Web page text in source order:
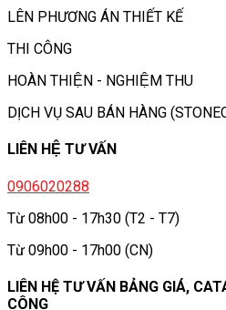
LÊN PHƯƠNG ÁN THIẾT KẾ
THI CÔNG
HOÀN THIỆN - NGHIỆM THU
DỊCH VỤ SAU BÁN HÀNG
LIÊN HỆ TƯ VẤN
0906020288
Từ 08h00 - 17h30 (T2 - T7)
Từ 09h00 - 17h00 (CN)
LIÊN HỆ TƯ VẤN BẢNG GIÁ,
CÔNG